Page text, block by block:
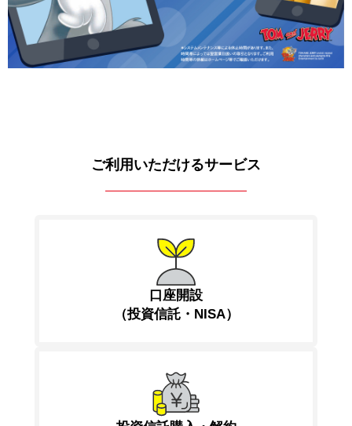
ご利用いただけるサービス
口座開設
（投資信託・NISA）